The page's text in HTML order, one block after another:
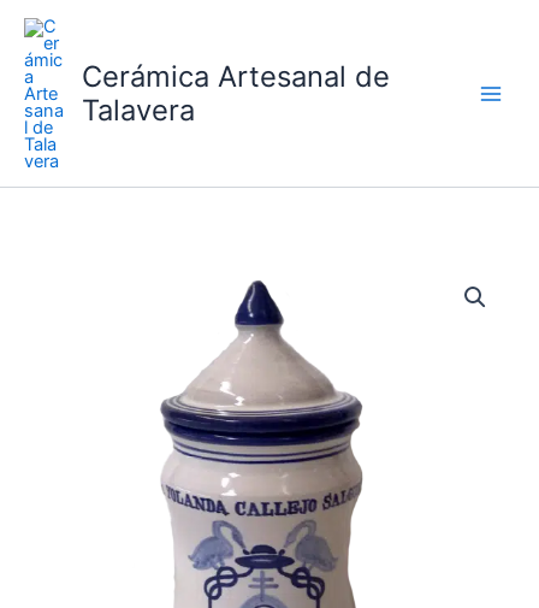
contenido Cerámica Artesanal de
Talavera